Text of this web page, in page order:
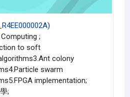
;
to soft
colony
swarm
implementation;
;